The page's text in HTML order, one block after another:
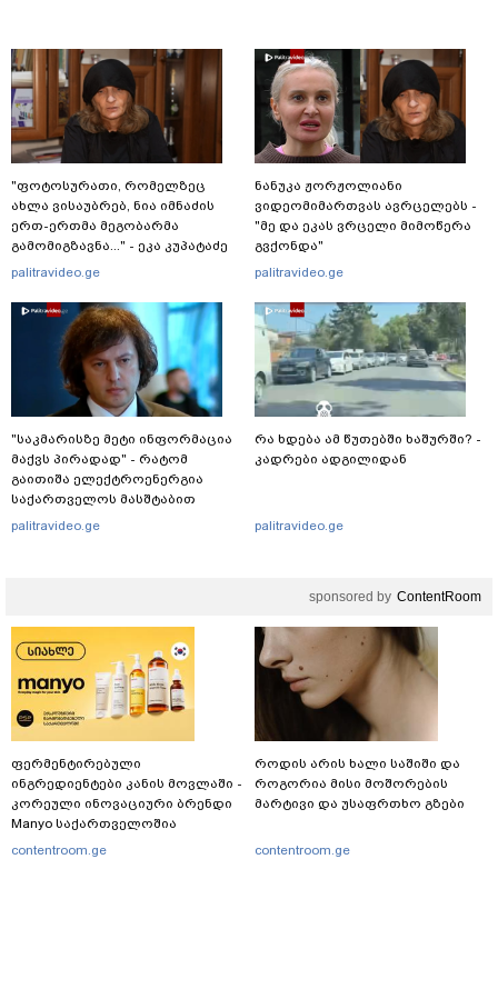
"ფოტოსურათი, რომელზეც
ახლა ვისაუბრებ, ნია იმნაძის
ერთ-ერთმა მეგობარმა
გამომიგზავნა..." - ეკა კუპატაძე
palitravideo.ge
"საკმარისზე მეტი ინფორმაცია
მაქვს პირადად" - რატომ
გაითიშა ელექტროენერგია
საქართველოს მასშტაბით
რამდენჯერმე: რას ამბობს
palitravideo.ge
ნანუკა ჟორჟოლიანი
ვიდეომიმართვას ავრცელებს -
"მე და ეკას ვრცელი მიმოწერა
გვქონდა"
palitravideo.ge
რა ხდება ამ წუთებში ხაშურში? -
კადრები ადგილიდან
palitravideo.ge
sponsored by ContentRoom
ფერმენტირებული
ინგრედიენტები კანის მოვლაში -
კორეული ინოვაციური ბრენდი
Manyo საქართველოშია
contentroom.ge
როდის არის ხალი საშიში და
როგორია მისი მოშორების
მარტივი და უსაფრთხო გზები
contentroom.ge